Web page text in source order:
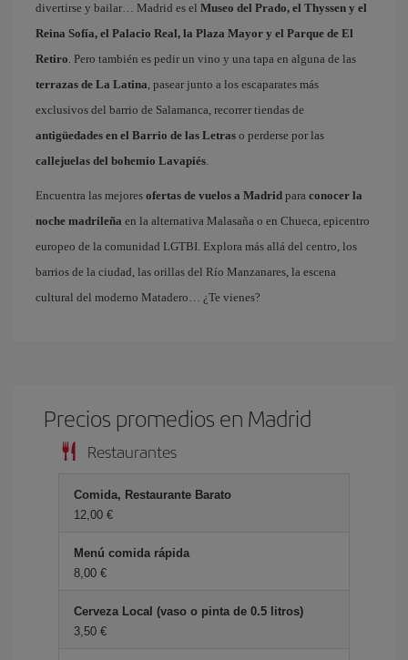
divertirse y bailar… Madrid es el Museo del Prado, el Thyssen y el
Reina Sofía, el Palacio Real, la Plaza Mayor y el Parque de El
Retiro. Pero también es pedir un vino y una tapa en alguna de las
terrazas de La Latina, pasear junto a los escaparates más
exclusivos del barrio de Salamanca, recorrer tiendas de
antigüedades en el Barrio de las Letras o perderse por las
callejuelas del bohemio Lavapiés.
Encuentra las mejores ofertas de vuelos a Madrid para conocer la
noche madrileña en la alternativa Malasaña o en Chueca, epicentro
europeo de la comunidad LGTBI. Explora más allá del centro, los
barrios de la ciudad, las orillas del Río Manzanares, la escena
cultural del moderno Matadero… ¿Te vienes?
Precios promedios en Madrid
Restaurantes
Comida, Restaurante Barato
12,00 €
Menú comida rápida
8,00 €
Cerveza Local (vaso o pinta de 0.5 litros)
3,50 €